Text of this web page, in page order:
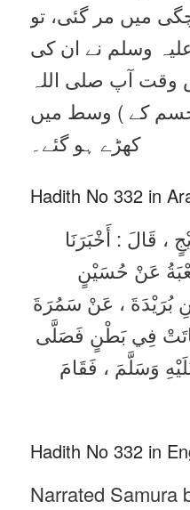
میں مر گئی، تو
وسلم نے ان کی
وقت آپ صلی اللہ
کے ) وسط میں
کھڑے ہو گئے۔
Hadith No 332 in
، قَالَ : أَخْبَرَنَا
عَنْ حُسَيْنٍ
بُرَيْدَةَ ، عَنْ سَمُرَةَ
فِي بَطْنٍ فَصَلَّى
وَسَلَّمَ ، فَقَامَ
Hadith No 332 in
Narrated Samura